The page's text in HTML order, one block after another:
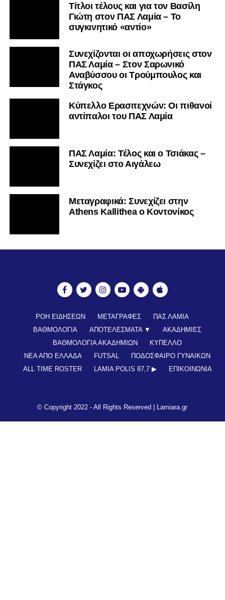
Τίτλοι τέλους και για τον Βασίλη
Γιώτη στον ΠΑΣ Λαμία – Το
συγκινητικό «αντίο»
Συνεχίζονται οι αποχωρήσεις στον
ΠΑΣ Λαμία – Στον Σαρωνικό
Αναβύσσου οι Τρούμπουλος και
Στάγκος
Κύπελλο Ερασιτεχνών: Οι πιθανοί
αντίπαλοι του ΠΑΣ Λαμία
ΠΑΣ Λαμία: Τέλος και ο Τσιάκας –
Συνεχίζει στο Αιγάλεω
Mεταγραφικά: Συνεχίζει στην
Athens Kallithea ο Κοντονίκος
ΡΟΗ ΕΙΔΗΣΕΩΝ ΜΕΤΑΓΡΑΦΕΣ
ΠΑΣ ΛΑΜΙΑ
ΒΑΘΜΟΛΟΓΙΑ
ΑΠΟΤΕΛΕΣΜΑΤΑ ▼
ΑΚΑΔΗΜΙΕΣ
ΒΑΘΜΟΛΟΓΙΑ ΑΚΑΔΗΜΙΩΝ
ΚΥΠΕΛΛΟ
ΝΕΑ ΑΠΟ ΕΛΛΑΔΑ
FUTSAL
ΠΟΔΟΣΦΑΙΡΟ ΓΥΝΑΙΚΩΝ
ALL TIME ROSTER
LAMIA POLIS 87,7 ▶︎ ΕΠΙΚΟΙΝΩΝΊΑ
© Copyright 2022 - All Rights Reserved | Lamiara.gr